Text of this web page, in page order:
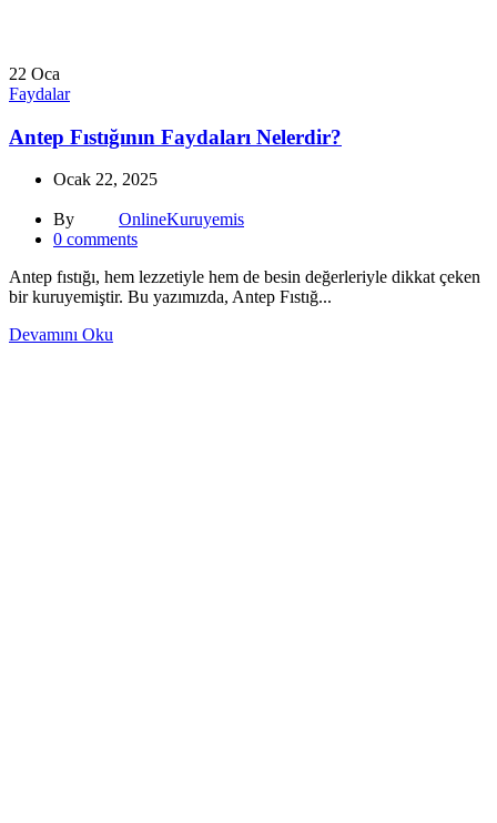
22 Oca
Faydalar
Antep Fıstığının Faydaları Nelerdir?
Ocak 22, 2025
By
OnlineKuruyemis
0 comments
Antep fıstığı, hem lezzetiyle hem de besin değerleriyle dikkat çeken
bir kuruyemiştir. Bu yazımızda, Antep Fıstığ...
Devamını Oku